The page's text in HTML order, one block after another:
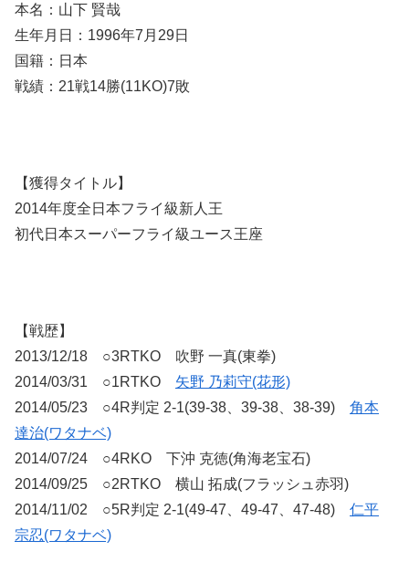
本名：山下 賢哉
生年月日：1996年7月29日
国籍：日本
戦績：21戦14勝(11KO)7敗
【獲得タイトル】
2014年度全日本フライ級新人王
初代日本スーパーフライ級ユース王座
【戦歴】
2013/12/18 ○3RTKO 吹野 一真(東拳)
2014/03/31 ○1RTKO 矢野 乃莉守(花形)
2014/05/23 ○4R判定 2-1(39-38、39-38、38-39) 角本
達治(ワタナベ)
2014/07/24 ○4RKO 下沖 克徳(角海老宝石)
2014/09/25 ○2RTKO 横山 拓成(フラッシュ赤羽)
2014/11/02 ○5R判定 2-1(49-47、49-47、47-48) 仁平
宗忍(ワタナベ)